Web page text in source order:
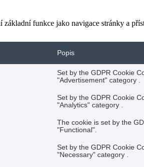
funkce jako navigace stránky a
Popis
Set by the GDPR Cookie
"Advertisement" category .
Set by the GDPR Cookie
"Analytics" category .
The cookie is set by the
"Functional".
Set by the GDPR Cookie
"Necessary" category .